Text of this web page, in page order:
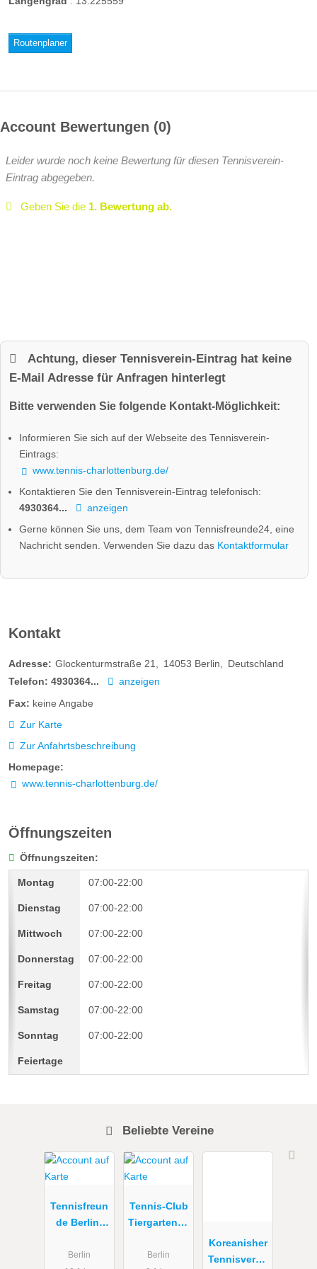
Routenplaner
Account Bewertungen 0
Leider wurde noch keine Bewertung für diesen Tennisverein-
Eintrag abgegeben.
Geben Sie die 1. Bewertung ab.
Achtung, dieser Tennisverein-Eintrag hat keine
E-Mail Adresse für Anfragen hinterlegt
Bitte verwenden Sie folgende Kontakt-Möglichkeit:
Informieren Sie sich auf der Webseite des Tennisverein-
Eintrags:
www.tennis-charlottenburg.de/
Kontaktieren Sie den Tennisverein-Eintrag telefonisch:
4930364...
anzeigen
Gerne können Sie uns, dem Team von Tennisfreunde24, eine
Nachricht senden. Verwenden Sie dazu das Kontaktformular
Kontakt
Adresse: Glockenturmstraße 21 14053 Berlin
Deutschland
Telefon: 4930364...
anzeigen
Fax: keine Angabe
Zur Karte
Zur Anfahrtsbeschreibung
Homepage:
www.tennis-charlottenburg.de/
Öffnungszeiten
Öffnungszeiten:
07:00-22:00
07:00-22:00
07:00-22:00
07:00-22:00
07:00-22:00
07:00-22:00
07:00-22:00
Beliebte Vereine
Tennisfreun
de Berlin-
Berlin
Tennis-Club
Tiergarten e.
Weiß)
Berlin
Koreanisher
Tennisverba